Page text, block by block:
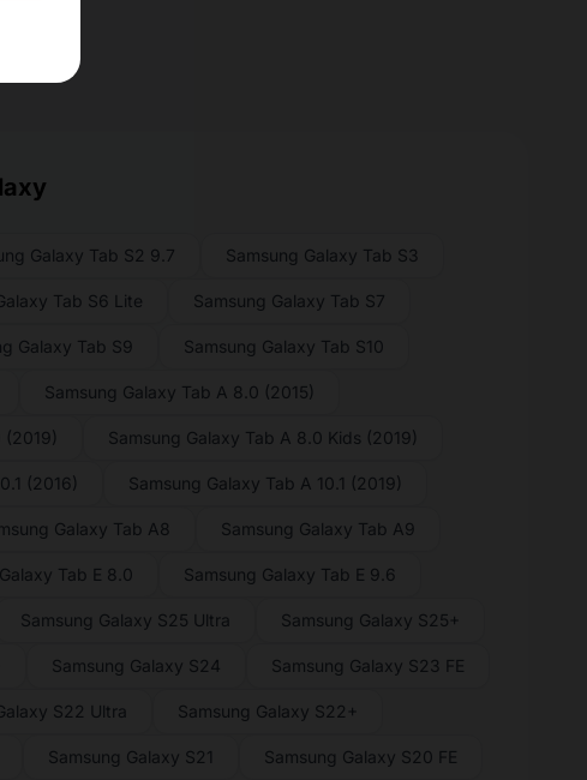
Galaxy Tab S2 9.7 Samsung Galaxy Tab S3
Tab S6 Lite Samsung Galaxy Tab S7
Galaxy Tab S9 Samsung Galaxy Tab S10
Samsung Galaxy Tab A 8.0 (2015)
(2019) Samsung Galaxy Tab A 8.0 Kids (2019)
(2016) Samsung Galaxy Tab A 10.1 (2019)
Galaxy Tab A8 Samsung Galaxy Tab A9
Tab E 8.0 Samsung Galaxy Tab E 9.6
Samsung Galaxy S25 Ultra Samsung Galaxy S25+
Samsung Galaxy S24 Samsung Galaxy S23 FE
S22 Ultra Samsung Galaxy S22+
Samsung Galaxy S21 Samsung Galaxy S20 FE